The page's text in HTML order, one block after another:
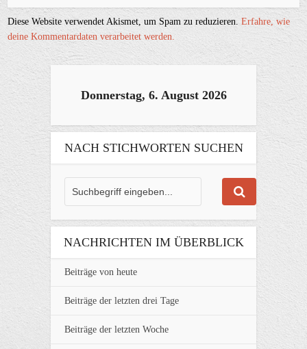
Diese Website verwendet Akismet, um Spam zu reduzieren.Erfahre, wie
deine Kommentardaten verarbeitet werden.
Donnerstag, 6. August 2026
NACH STICHWORTEN SUCHEN
NACHRICHTEN IM ÜBERBLICK
Beiträge von heute
Beiträge der letzten drei Tage
Beiträge der letzten Woche